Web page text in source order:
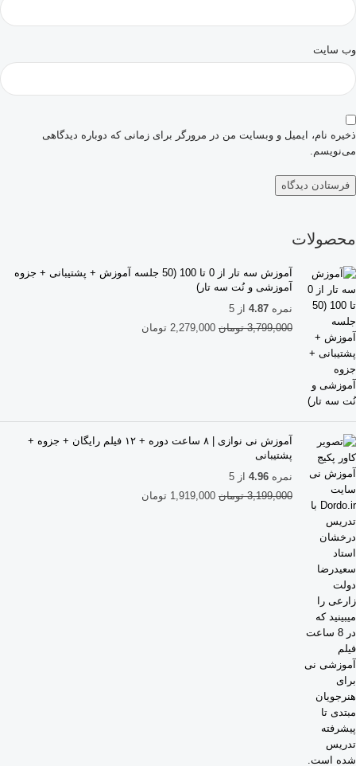
وب‌ سایت
ذخیره نام، ایمیل و وبسایت من در مرورگر برای زمانی که دوباره دیدگاهی
می‌نویسم.
محصولات
آموزش سه تار از 0 تا 100 (50 جلسه آموزش + پشتیبانی + جزوه
آموزشی و نُت سه تار)
نمره 4.87 از 5
3,799,000 تومان 2,279,000 تومان
آموزش نی نوازی | ۸ ساعت دوره + ۱۲ فیلم رایگان + جزوه +
پشتیبانی
نمره 4.96 از 5
3,199,000 تومان 1,919,000 تومان